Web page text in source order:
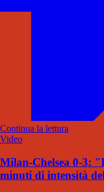
Continua la lettura
Video
Milan-Chelsea 0-3:
minuti di intensità